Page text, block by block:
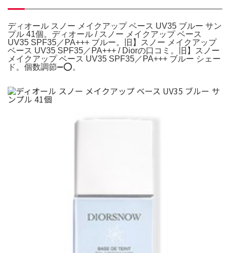
ディオール スノー メイクアップ ベース UV35 ブルー サン
プル 41個。ディオール / スノー メイクアップ ベース
UV35 SPF35／PA+++ ブルー。旧】スノー メイクアップ
ベース UV35 SPF35／PA+++ / Diorの口コミ。旧】スノー
メイクアップ ベース UV35 SPF35／PA+++ ブルー シェー
ド。個数調節➖⭕️。